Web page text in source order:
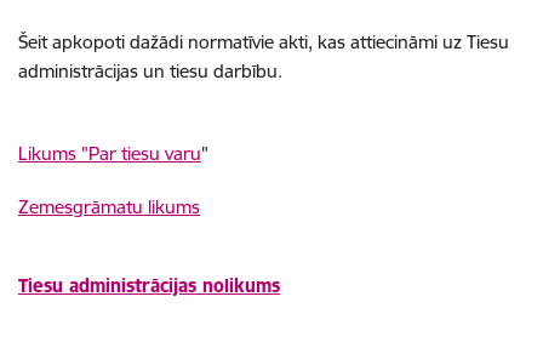
Šeit apkopoti dažādi normatīvie akti, kas attiecināmi uz Tiesu
administrācijas un tiesu darbību.
Likums "Par tiesu varu"
Zemesgrāmatu likums
Tiesu administrācijas nolikums